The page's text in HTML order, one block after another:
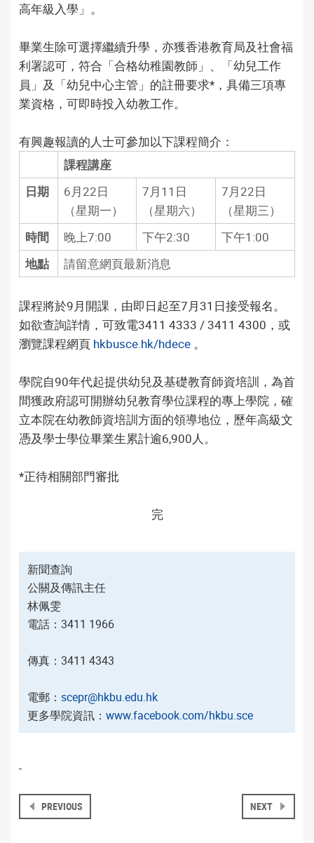
高年級入學」。
畢業生除可選擇繼續升學，亦獲香港教育局及社會福
利署認可，符合「合格幼稚園教師」、「幼兒工作
員」及「幼兒中心主管」的註冊要求*，具備三項專
業資格，可即時投入幼教工作。
有興趣報讀的人士可參加以下課程簡介：
課程講座
日期
6月22日
（星期一）
7月11日
（星期六）
7月22日
（星期三）
時間
晚上7:00 下午2:30
下午1:00
地點
請留意網頁最新消息
課程將於9月開課，由即日起至7月31日接受報名。
如欲查詢詳情，可致電3411 4333 / 3411 4300，或
瀏覽課程網頁 hkbusce.hk/hdece 。
學院自90年代起提供幼兒及基礎教育師資培訓，為首
間獲政府認可開辦幼兒教育學位課程的專上學院，確
立本院在幼教師資培訓方面的領導地位，歷年高級文
憑及學士學位畢業生累計逾6,900人。
*正待相關部門審批
完
新聞查詢
公關及傳訊主任
林佩雯
電話：3411 1966
傳真：3411 4343
電郵： scepr@hkbu.edu.hk
更多學院資訊： www.facebook.com/hkbu.sce
PREVIOUS NEXT